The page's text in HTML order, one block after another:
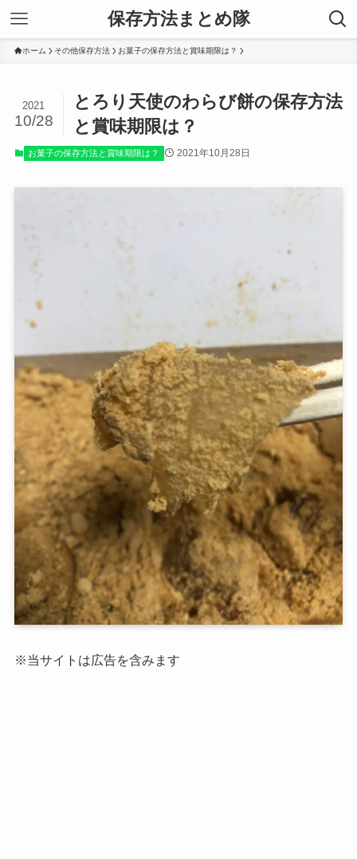
保存方法まとめ隊
ホーム その他保存方法 お菓子の保存方法と賞味期限は？
とろり天使のわらび餅の保存方法
と賞味期限は？
2021
10/28
お菓子の保存方法と賞味期限は？ 2021年10月28日
※当サイトは広告を含みます